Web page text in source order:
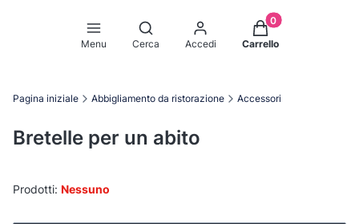
Menu
Apri motore di ricerca
Cerca Accedi
Prodotti nel
Carrello
Pagina iniziale Abbigliamento da ristorazione Accessori
Bretelle per un abito
Prodotti: Nessuno